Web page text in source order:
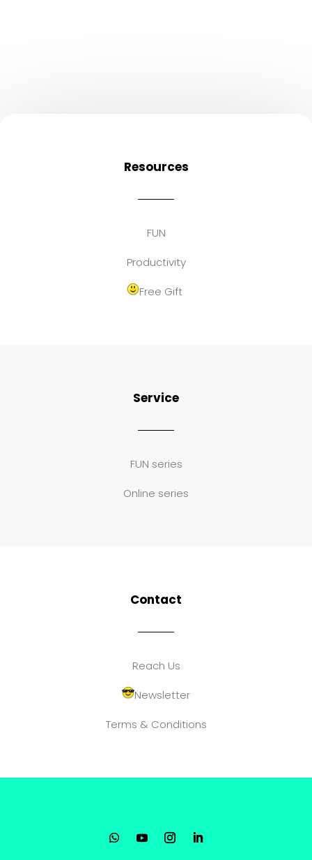
Resources
FUN
Productivity
Free Gift
Service
FUN series
Online series
Contact
Reach Us
Newsletter
Terms & Conditions